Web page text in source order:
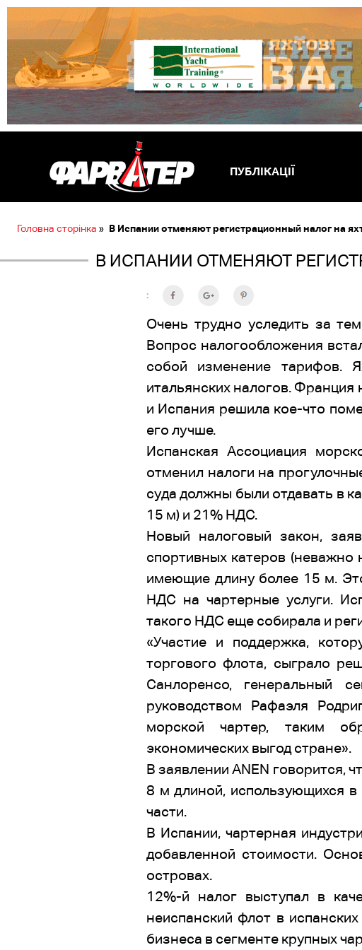
ПУБЛІКАЦІЇ
Головна сторінка » В Испании отменяют регистрационный налог на
В ИСПАНИИ ОТМЕНЯЮТ
:
Очень трудно уследить за
Вопрос налогообложения
собой изменение тарифов.
итальянских налогов.
и Испания решила кое-что
его лучше.
Испанская Ассоциация
отменил налоги на
суда должны были отдавать в
15 м) и 21% НДС.
Новый налоговый закон,
спортивных катеров
имеющие длину более 15 м.
НДС на чартерные услуги.
такого НДС еще собирала и
«Участие и поддержка,
торгового флота, сыграло
Санлоренсо, генеральный
руководством Рафаэля
морской чартер, таким
экономических выгод стране».
В заявлении ANEN говорится,
8 м длиной, использующихся
части.
В Испании, чартерная
добавленной стоимости.
островах.
12%-й налог выступал в
неиспанский флот в
бизнеса в сегменте крупных